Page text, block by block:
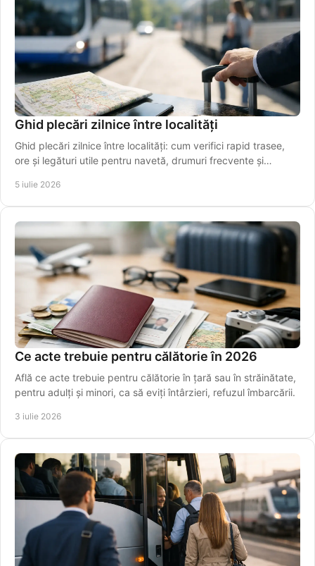
Ghid plecări zilnice între localități
Ghid plecări zilnice între localități: cum verifici rapid trasee,
ore și legături utile pentru navetă, drumuri frecvente și
5 iulie 2026
Ce acte trebuie pentru călătorie în 2026
Află ce acte trebuie pentru călătorie în țară sau în străinătate,
pentru adulți și minori, ca să eviți întârzieri, refuzul îmbarcării.
3 iulie 2026